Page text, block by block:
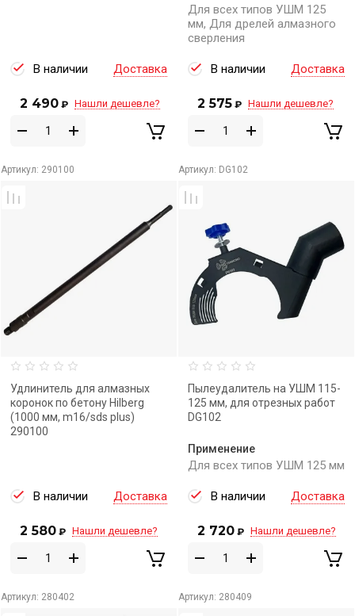
В наличии Доставка
2 490 ₽ Нашли дешевле?
Для всех типов УШМ 125
мм, Для дрелей алмазного
сверления
В наличии Доставка
2 575 ₽ Нашли дешевле?
Артикул: 290100
Удлинитель для алмазных
коронок по бетону Hilberg
(1000 мм, m16/sds plus)
290100
В наличии Доставка
2 580 ₽ Нашли дешевле?
Артикул: DG102
Пылеудалитель на УШМ 115-
125 мм, для отрезных работ
DG102
Применение
Для всех типов УШМ 125 мм
В наличии Доставка
2 720 ₽ Нашли дешевле?
Артикул: 280402 Артикул: 280409